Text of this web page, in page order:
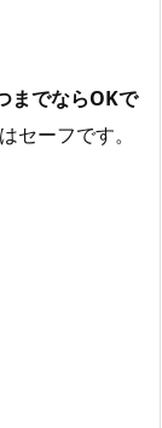
までならOKで
ーフです。